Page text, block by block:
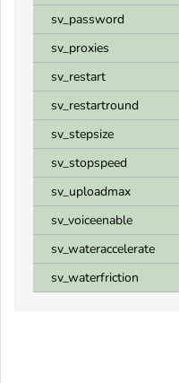
sv_password
sv_proxies
sv_restart
sv_restartround
sv_stepsize
sv_stopspeed
sv_uploadmax
sv_voiceenable
sv_wateraccelerate
sv_waterfriction